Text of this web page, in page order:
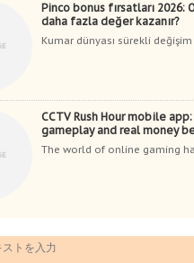
Pinco bonus fırsatları 2026:
daha fazla değer kazanır?
Kumar dünyası sürekli
CCTV Rush Hour mobile
gameplay and real money
The world of online gaming